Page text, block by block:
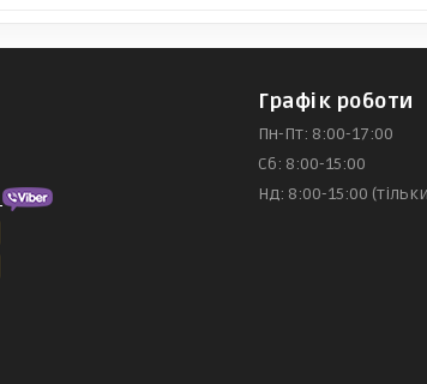
Графік роботи
Пн-Пт: 8:00-17:00
Сб: 8:00-15:00
Нд: 8:00-15:00